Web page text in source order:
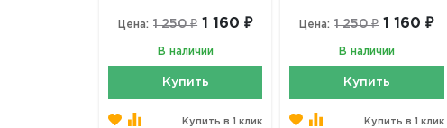
Цена: 1 250 ₽ 1 160 ₽
В наличии
Купить
Купить в 1 клик
Цена: 1 250 ₽ 1 160 ₽
В наличии
Купить
Купить в 1 клик